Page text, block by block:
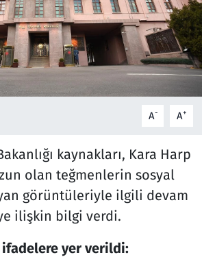
A- A+
kaynakları, Kara Harp
olan teğmenlerin sosyal
görüntüleriyle ilgili devam
ilişkin bilgi verdi.
ifadelere yer verildi: